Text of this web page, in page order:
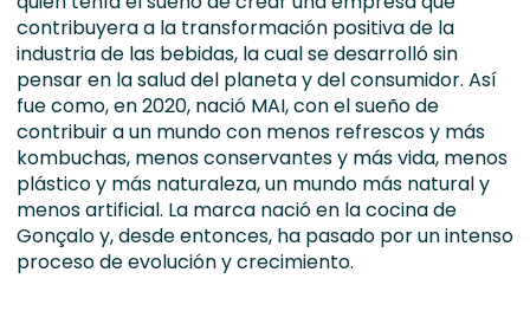
contribuyera a la transformación positiva de la
industria de las bebidas, la cual se desarrolló sin
pensar en la salud del planeta y del consumidor. Así
fue como, en 2020, nació MAI, con el sueño de
contribuir a un mundo con menos refrescos y más
kombuchas, menos conservantes y más vida, menos
plástico y más naturaleza, un mundo más natural y
menos artificial. La marca nació en la cocina de
Gonçalo y, desde entonces, ha pasado por un intenso
proceso de evolución y crecimiento.